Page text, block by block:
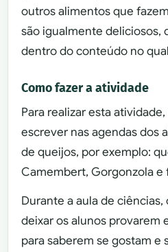
outros alimentos que
são igualmente deliciosos,
dentro do conteúdo no
Como fazer a atividade
Para realizar esta
escrever nas agendas dos
de queijos, por exemplo:
Camembert, Gorgonzola e
Durante a aula de
deixar os alunos provarem
para saberem se gostam e